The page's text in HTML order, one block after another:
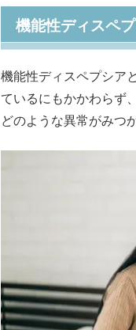
機能性ディスペ
機能性ディスペプシア
ているにもかかわらず
どのような異常がみつ